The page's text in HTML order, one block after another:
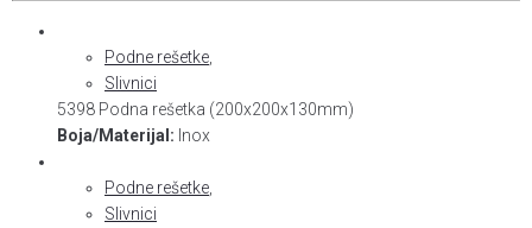
Podne rešetke
Slivnici
5398 Podna rešetka (200x200x130mm)
Boja/Materijal: Inox
Podne rešetke
Slivnici